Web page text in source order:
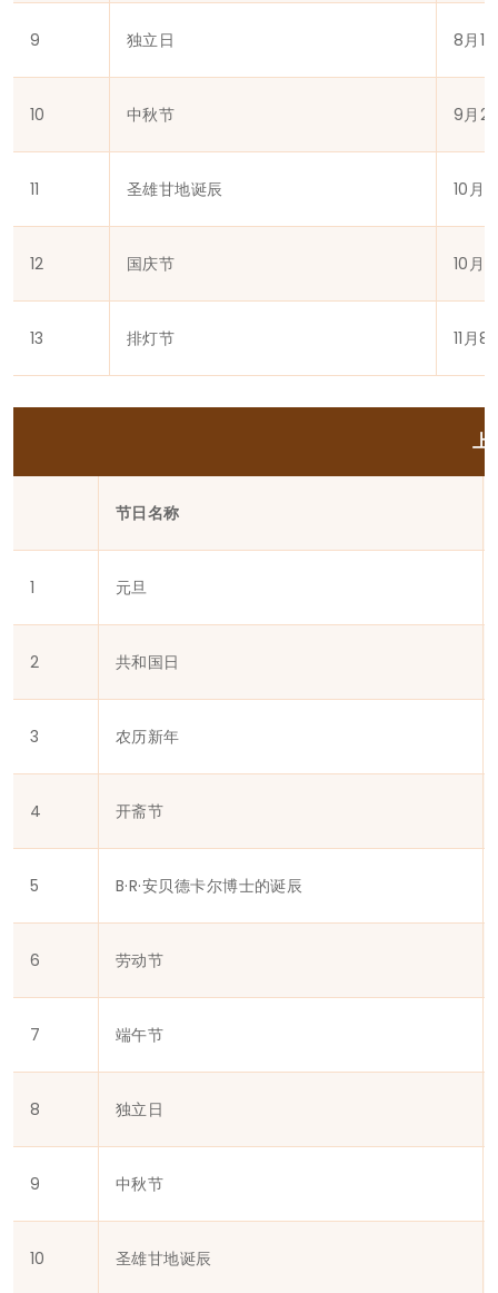
9 独立日 8月
10 中秋节 9月
11 圣雄甘地诞辰 10月
12 国庆节 10月
13 排灯节 11月8
上
节日名称
1 元旦
2 共和国日
3 农历新年
4 开斋节
5 B·R·安贝德卡尔博士的诞辰
6 劳动节
7 端午节
8 独立日
9 中秋节
10 圣雄甘地诞辰